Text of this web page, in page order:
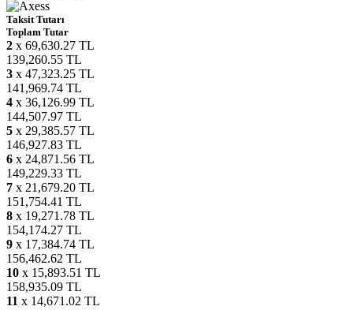
Taksit Tutarı
Toplam Tutar
2 x 69,630.27 TL
139,260.55 TL
3 x 47,323.25 TL
141,969.74 TL
4 x 36,126.99 TL
144,507.97 TL
5 x 29,385.57 TL
146,927.83 TL
6 x 24,871.56 TL
149,229.33 TL
7 x 21,679.20 TL
151,754.41 TL
8 x 19,271.78 TL
154,174.27 TL
9 x 17,384.74 TL
156,462.62 TL
10 x 15,893.51 TL
158,935.09 TL
11 x 14,671.02 TL